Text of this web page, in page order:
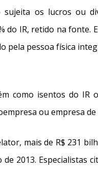
sujeita os lucros ou
do IR, retido na fonte.
pela pessoa física
como isentos do IR
ou empresa
mais de R$ 231
de 2013. Especialistas